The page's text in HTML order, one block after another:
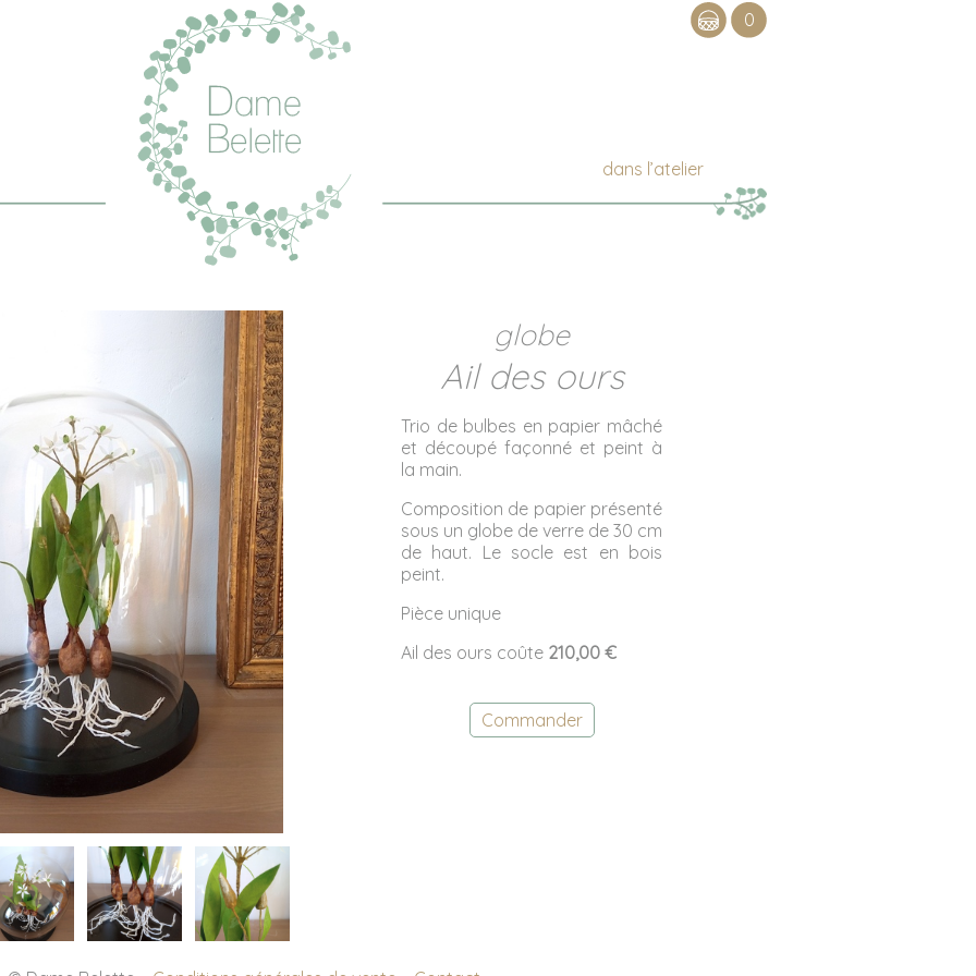
dans l’atelier
0
globe
Ail des ours
Trio de bulbes en papier mâché
et découpé façonné et peint à
la main.
Composition de papier présenté
sous un globe de verre de 30 cm
de haut. Le socle est en bois
peint.
Pièce unique
Ail des ours coûte 210,00 €
Commander